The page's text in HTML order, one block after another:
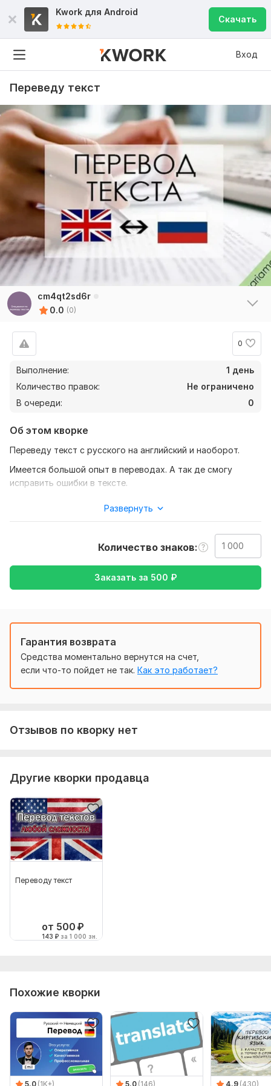
Kwork для Android
Скачать
Вход
Переведу текст
cm4qt2sd6r
0.0 (0)
0
Выполнение:
1 день
Количество правок:
Не ограничено
В очереди:
0
Об этом кворке
Переведу текст с русского на английский и наоборот.
Имеется большой опыт в переводах. А так де смогу
исправить ошибки в тексте.
от вас текст (желательно а формате документа), а так же
желаемый перевод( с русского на Английский или
наоборот)
Авто и мото,Интернет и технологии,
с Английского на Русский
Объем услуги в кворке: 1 000 знаков
Развернуть
Количество знаков
Заказать за 500 ₽
Гарантия возврата
Средства моментально вернутся на счет,
если что-то пойдет не так. Как это работает?
Отзывов по кворку нет
Другие кворки продавца
Переводу текст
от 500 ₽
143 ₽ за 1 000 зн.
Похожие кворки
5.0 (1K+) 5.0 (146) 4.9 (430)